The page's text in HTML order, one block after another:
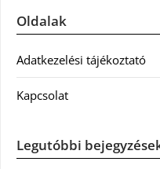
Oldalak
Adatkezelési tájékoztató
Kapcsolat
Legutóbbi